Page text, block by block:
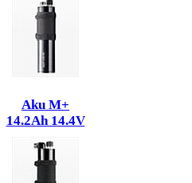
Aku M+
14.2Ah 14.4V